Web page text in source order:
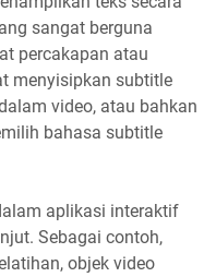
sangat berguna
percakapan atau
menyisipkan subtitle
video, atau bahkan
bahasa subtitle
aplikasi interaktif
Sebagai contoh,
objek video